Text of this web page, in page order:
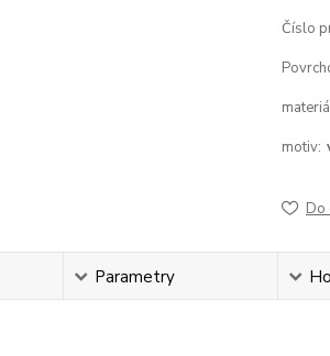
Číslo
motiv:
Do
Parametry